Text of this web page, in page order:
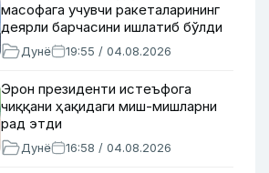
масофага учувчи ракеталарининг
деярли барчасини ишлатиб бўлди
Дунё 19:55 / 04.08.2026
Эрон президенти истеъфога
чиққани ҳақидаги миш-мишларни
рад этди
Дунё 16:58 / 04.08.2026